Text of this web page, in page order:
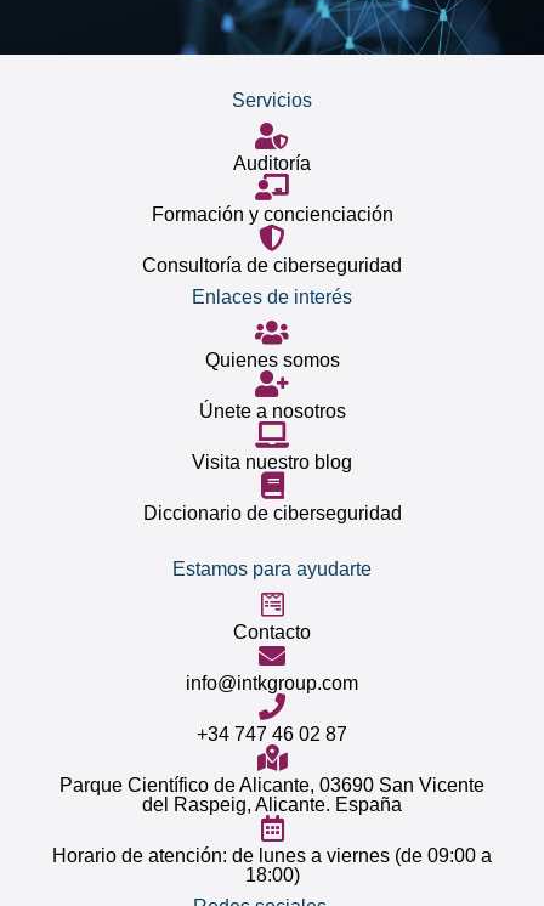
Servicios
Auditoría
Formación y concienciación
Consultoría de ciberseguridad
Enlaces de interés
Quienes somos
Únete a nosotros
Visita nuestro blog
Diccionario de ciberseguridad
Estamos para ayudarte
Contacto
info@intkgroup.com
+34 747 46 02 87
Parque Científico de Alicante, 03690 San Vicente
del Raspeig, Alicante. España
Horario de atención: de lunes a viernes (de 09:00 a
18:00)